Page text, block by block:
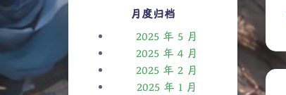
月度归档
2025 年 5 月
2025 年 4 月
2025 年 2 月
2025 年 1 月